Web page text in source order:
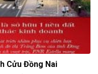
Cửu Đồng Nai